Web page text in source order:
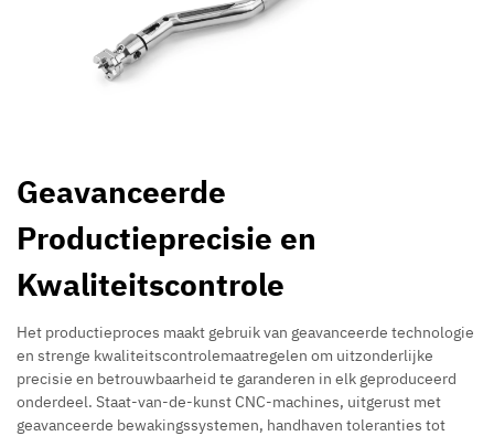
Geavanceerde
Productieprecisie en
Kwaliteitscontrole
Het productieproces maakt gebruik van geavanceerde technologie
en strenge kwaliteitscontrolemaatregelen om uitzonderlijke
precisie en betrouwbaarheid te garanderen in elk geproduceerd
onderdeel. Staat-van-de-kunst CNC-machines, uitgerust met
geavanceerde bewakingssystemen, handhaven toleranties tot